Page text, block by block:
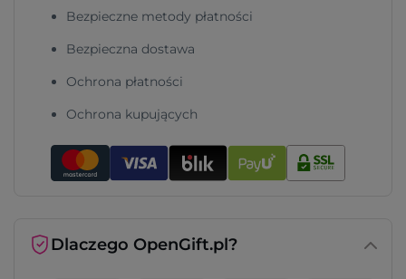
Bezpieczne metody płatności
Bezpieczna dostawa
Ochrona płatności
Ochrona kupujących
Dlaczego OpenGift.pl?